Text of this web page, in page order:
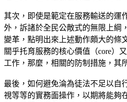
其次，即使是範定在服務輸送的運
外，訴諸於全民公敵式的無限上綱
變革，點明出來上述動作頗大的條
關乎托育服務的核心價值（core）
工作，那麼，相關的防制措施，其
最後，如何避免淪為徒法不足以自
視等等的實務面操作，以期將能夠